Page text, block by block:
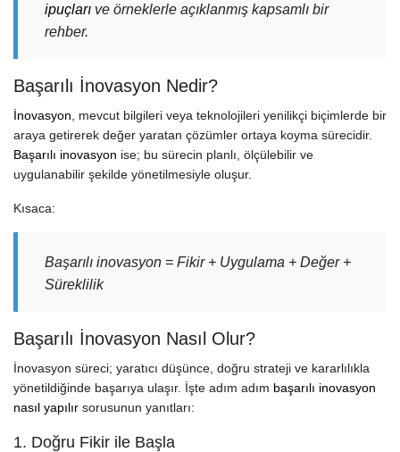
ipuçları ve örneklerle açıklanmış kapsamlı bir
rehber.
Başarılı İnovasyon Nedir?
İnovasyon , mevcut bilgileri veya teknolojileri yenilikçi biçimlerde bir
araya getirerek değer yaratan çözümler ortaya koyma sürecidir.
Başarılı inovasyon ise; bu sürecin planlı, ölçülebilir ve
uygulanabilir şekilde yönetilmesiyle oluşur.
Kısaca:
Başarılı inovasyon = Fikir + Uygulama + Değer +
Süreklilik
Başarılı İnovasyon Nasıl Olur?
İnovasyon süreci; yaratıcı düşünce, doğru strateji ve kararlılıkla
yönetildiğinde başarıya ulaşır. İşte adım adım başarılı inovasyon
nasıl yapılır sorusunun yanıtları:
1. Doğru Fikir ile Başla